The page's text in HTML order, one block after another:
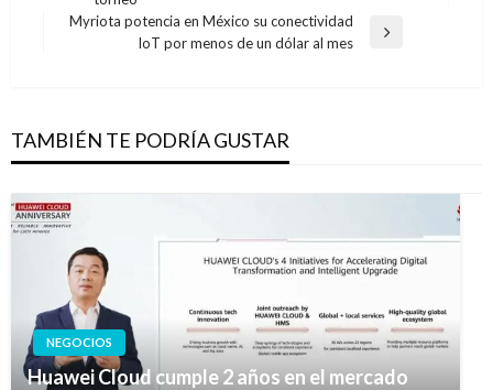
Myriota potencia en México su conectividad
IoT por menos de un dólar al mes
TAMBIÉN TE PODRÍA GUSTAR
NEGOCIOS
Huawei Cloud cumple 2 años en el mercado